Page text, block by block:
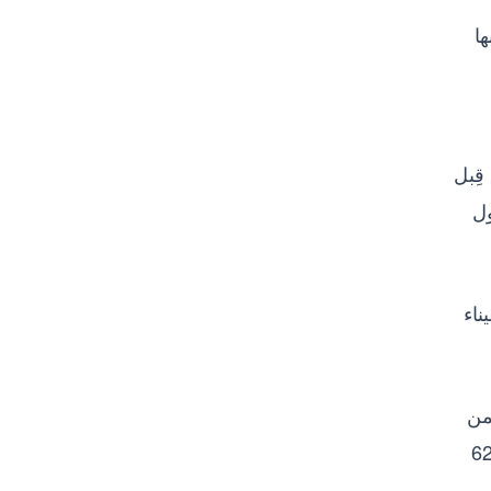
مستوردة من قِبل
رسالة، يليه ميناء
وفي سياق تنفيذ قرارات لجنة التظلمات، تم تحرير محاضر إثبات حالة لعدد 62